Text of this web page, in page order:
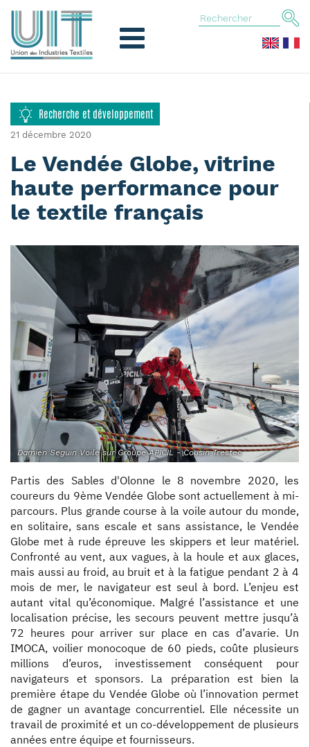
Recherche et développement
21 décembre 2020
Le Vendée Globe, vitrine
haute performance pour
le textile français
Damien Seguin Voile sur Groupe APICIL - Cousin Trestec
Partis des Sables d'Olonne le 8 novembre 2020, les
coureurs du 9ème Vendée Globe sont actuellement à mi-
parcours. Plus grande course à la voile autour du monde,
en solitaire, sans escale et sans assistance, le Vendée
Globe met à rude épreuve les skippers et leur matériel.
Confronté au vent, aux vagues, à la houle et aux glaces,
mais aussi au froid, au bruit et à la fatigue pendant 2 à 4
mois de mer, le navigateur est seul à bord. L’enjeu est
autant vital qu’économique. Malgré l’assistance et une
localisation précise, les secours peuvent mettre jusqu’à
72 heures pour arriver sur place en cas d’avarie. Un
IMOCA, voilier monocoque de 60 pieds, coûte plusieurs
millions d’euros, investissement conséquent pour
navigateurs et sponsors. La préparation est bien la
première étape du Vendée Globe où l’innovation permet
de gagner un avantage concurrentiel. Elle nécessite un
travail de proximité et un co-développement de plusieurs
années entre équipe et fournisseurs.